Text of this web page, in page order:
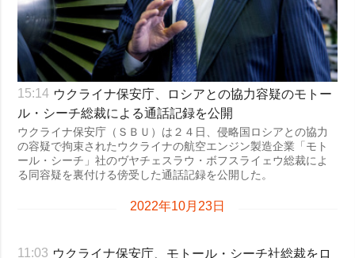
15:14 ウクライナ保安庁、ロシアとの協力容疑のモトー
ル・シーチ総裁による通話記録を公開
ウクライナ保安庁（ＳＢＵ）は２４日、侵略国ロシアとの協力
の容疑で拘束されたウクライナの航空エンジン製造企業「モト
ール・シーチ」社のヴヤチェスラウ・ボフスライェウ総裁によ
る同容疑を裏付ける傍受した通話記録を公開した。
2022年10月23日
11:03 ウクライナ保安庁、モトール・シーチ社総裁をロ